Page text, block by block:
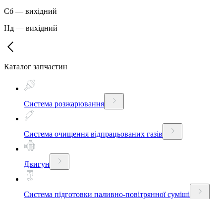
Сб — вихідний
Нд — вихідний
Каталог запчастин
Система розжарювання
Система очищення відпрацьованих газів
Двигун
Система підготовки паливно-повітрянної суміші